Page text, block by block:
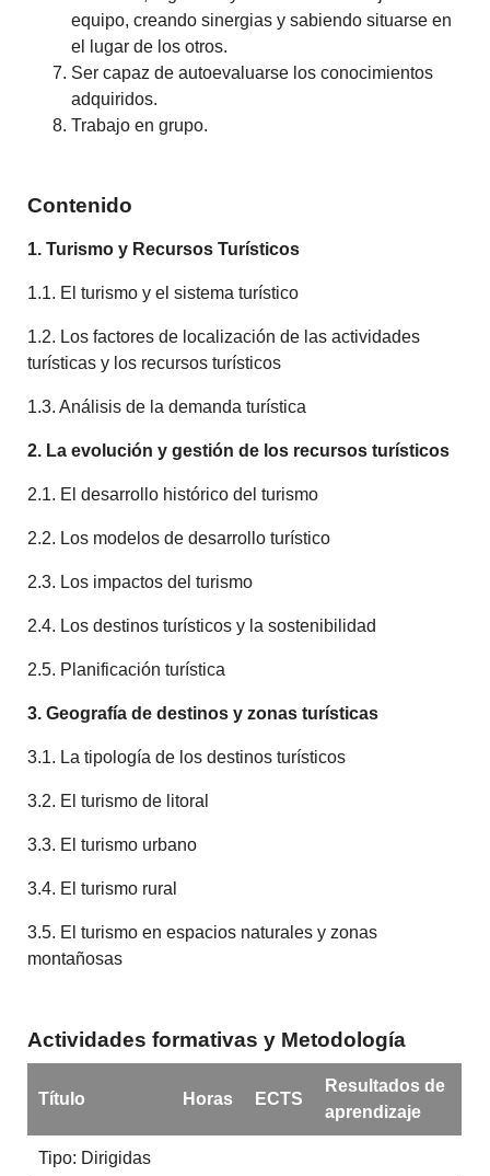
equipo, creando sinergias y sabiendo situarse en
el lugar de los otros.
Ser capaz de autoevaluarse los conocimientos
adquiridos.
Trabajo en grupo.
Contenido
1. Turismo y Recursos Turísticos
1.1. El turismo y el sistema turístico
1.2. Los factores de localización de las actividades
turísticas y los recursos turísticos
1.3. Análisis de la demanda turística
2. La evolución y gestión de los recursos turísticos
2.1. El desarrollo histórico del turismo
2.2. Los modelos de desarrollo turístico
2.3. Los impactos del turismo
2.4. Los destinos turísticos y la sostenibilidad
2.5. Planificación turística
3. Geografía de destinos y zonas turísticas
3.1. La tipología de los destinos turísticos
3.2. El turismo de litoral
3.3. El turismo urbano
3.4. El turismo rural
3.5. El turismo en espacios naturales y zonas
montañosas
Actividades formativas y Metodología
Título Horas ECTS
Resultados de
aprendizaje
Tipo: Dirigidas